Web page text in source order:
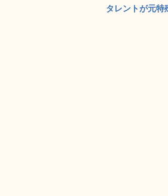
タレントが元